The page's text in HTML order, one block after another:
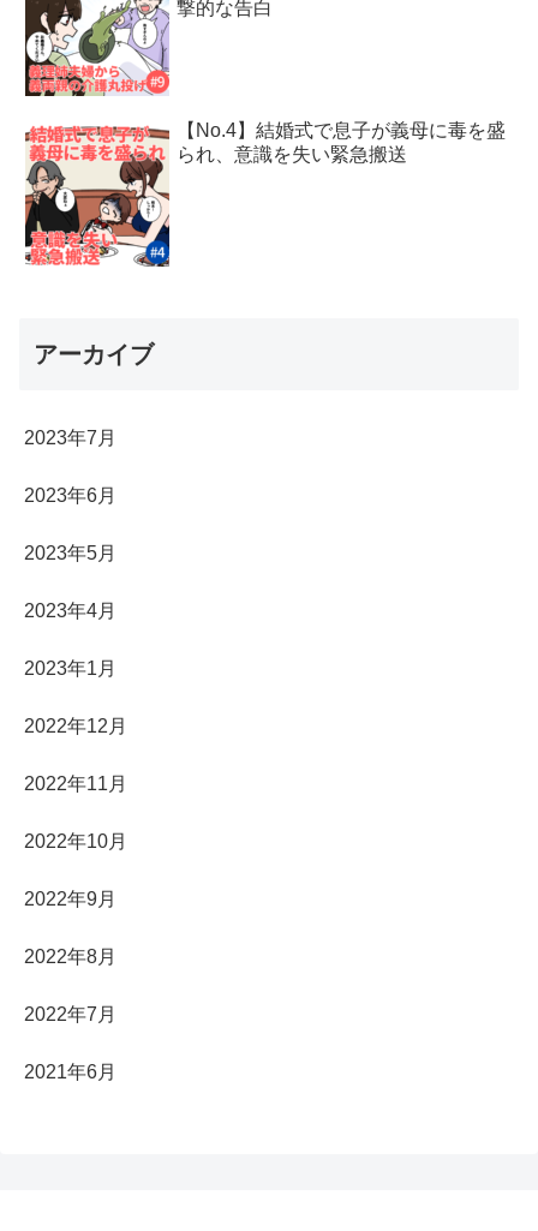
撃的な告白
【No.4】結婚式で息子が義母に毒を盛
られ、意識を失い緊急搬送
アーカイブ
2023年7月
2023年6月
2023年5月
2023年4月
2023年1月
2022年12月
2022年11月
2022年10月
2022年9月
2022年8月
2022年7月
2021年6月